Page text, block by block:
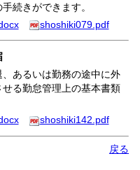
続きができます。
shoshiki079.pdf
あるいは勤務の途中に外
る勤怠管理上の基本書類
shoshiki142.pdf
戻る